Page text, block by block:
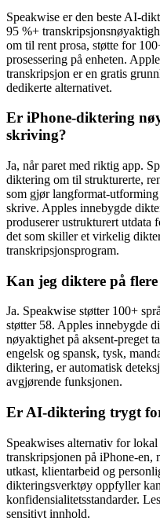
Speakwise er den beste AI-
95 %+
om til rent prosa, støtte for
prosessering på enheten.
transkripsjon er en gratis
dedikerte alternativet.
Er iPhone-diktering
skriving?
Ja, når paret med riktig app.
diktering om til strukturerte,
som gjør langformat-
skrive. Apples innebygde
produserer ustrukturert utdata
det som skiller et virkelig
transkripsjonsprogram.
Kan jeg diktere på
Ja. Speakwise støtter 100+
støtter 58. Apples innebygde
nøyaktighet på aksent-preget
engelsk og spansk, tysk,
diktering, er automatisk
avgjørende funksjonen.
Er AI-diktering trygt
Speakwises alternativ for
transkripsjonen på iPhone-en,
utkast, klientarbeid og
dikteringsverktøy oppfyller
konfidensialitetsstandarder.
sensitivt innhold.